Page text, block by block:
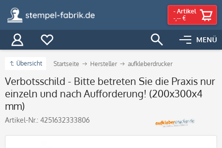
MENÜ
- Artikel
-,-- €
Übersicht Startseite Hersteller aufkleberdrucker
Verbotsschild - Bitte betreten Sie die Praxis nur
einzeln und nach Aufforderung! (200x300x4
mm)
Artikel-Nr.: 4251632333806